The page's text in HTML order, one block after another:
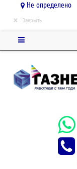
Не определено
× Закрыть